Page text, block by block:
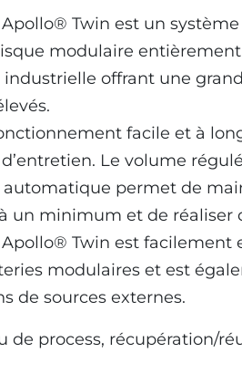
Twin est un
modulaire
industrielle offrant une
facile et à
Le volume
permet de
un minimum et de réaliser
Twin est facilement
modulaires et est
de sources externes.
de process, récupération/